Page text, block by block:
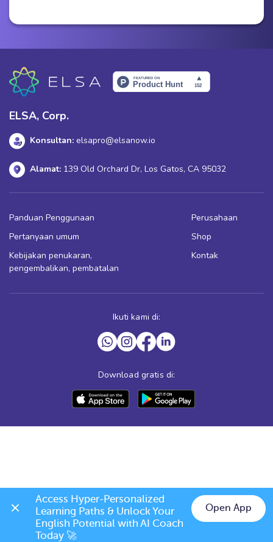
ELSA, Corp.
Konsultan: elsapro@elsanow.io
Alamat: 139 Old Orchard Dr, Los Gatos, CA 95032
Panduan Penggunaan
Pertanyaan umum
Kebijakan penukaran,
pengembalikan, pembatalan
Perusahaan
Shop
Kontak
Ikuti kami di:
Download gratis di:
Access Hyper-Personalized
Learning Paths & Unlock Your
English Potential with AI Coach
Today 🚀
Open App